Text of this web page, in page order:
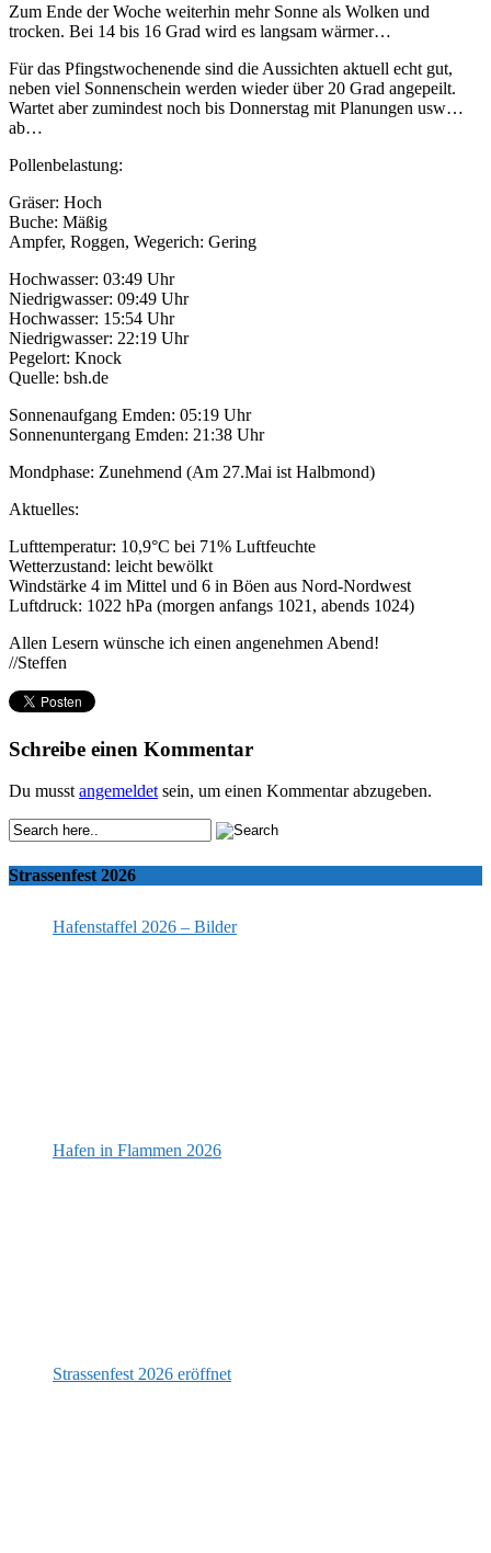
Zum Ende der Woche weiterhin mehr Sonne als Wolken und
trocken. Bei 14 bis 16 Grad wird es langsam wärmer…
Für das Pfingstwochenende sind die Aussichten aktuell echt gut,
neben viel Sonnenschein werden wieder über 20 Grad angepeilt.
Wartet aber zumindest noch bis Donnerstag mit Planungen usw…
ab…
Pollenbelastung:
Gräser: Hoch
Buche: Mäßig
Ampfer, Roggen, Wegerich: Gering
Hochwasser: 03:49 Uhr
Niedrigwasser: 09:49 Uhr
Hochwasser: 15:54 Uhr
Niedrigwasser: 22:19 Uhr
Pegelort: Knock
Quelle: bsh.de
Sonnenaufgang Emden: 05:19 Uhr
Sonnenuntergang Emden: 21:38 Uhr
Mondphase: Zunehmend (Am 27.Mai ist Halbmond)
Aktuelles:
Lufttemperatur: 10,9°C bei 71% Luftfeuchte
Wetterzustand: leicht bewölkt
Windstärke 4 im Mittel und 6 in Böen aus Nord-Nordwest
Luftdruck: 1022 hPa (morgen anfangs 1021, abends 1024)
Allen Lesern wünsche ich einen angenehmen Abend!
//Steffen
Schreibe einen Kommentar
Du musst angemeldet sein, um einen Kommentar abzugeben.
Strassenfest 2026
Hafenstaffel 2026 – Bilder
Hafen in Flammen 2026
Strassenfest 2026 eröffnet